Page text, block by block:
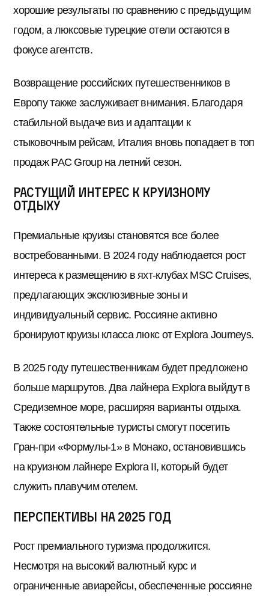
хорошие результаты по сравнению с предыдущим
годом, а люксовые турецкие отели остаются в
фокусе агентств.
Возвращение российских путешественников в
Европу также заслуживает внимания. Благодаря
стабильной выдаче виз и адаптации к
стыковочным рейсам, Италия вновь попадает в топ
продаж PAC Group на летний сезон.
Растущий интерес к круизному
отдыху
Премиальные круизы становятся все более
востребованными. В 2024 году наблюдается рост
интереса к размещению в яхт-клубах MSC Cruises,
предлагающих эксклюзивные зоны и
индивидуальный сервис. Россияне активно
бронируют круизы класса люкс от Explora Journeys.
В 2025 году путешественникам будет предложено
больше маршрутов. Два лайнера Explora выйдут в
Средиземное море, расширяя варианты отдыха.
Также состоятельные туристы смогут посетить
Гран-при «Формулы-1» в Монако, остановившись
на круизном лайнере Explora II, который будет
служить плавучим отелем.
Перспективы на 2025 год
Рост премиального туризма продолжится.
Несмотря на высокий валютный курс и
ограниченные авиарейсы, обеспеченные россияне